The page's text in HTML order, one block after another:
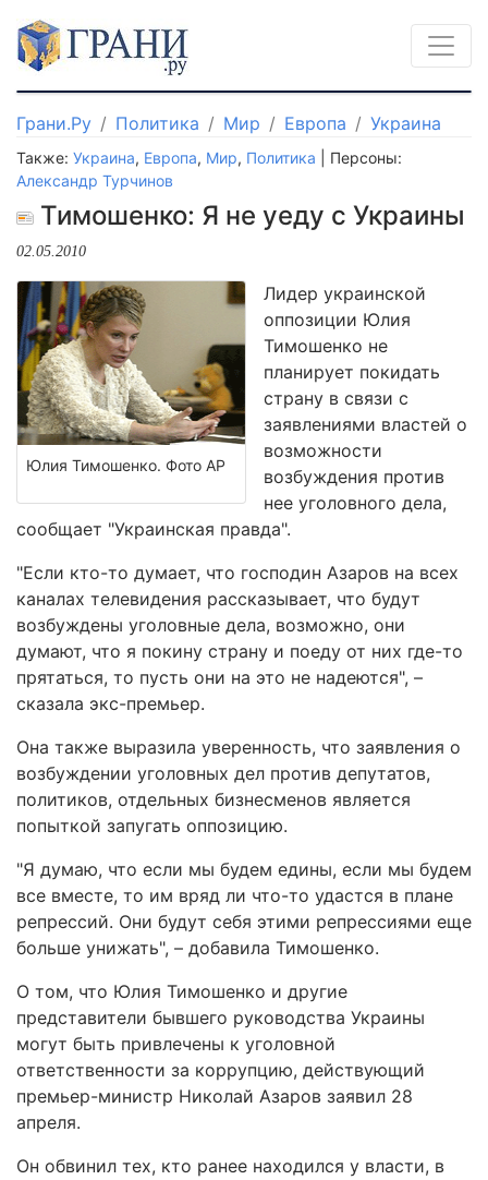
Грани.Ру Политика Мир Европа Украина
Также: Украина, Европа, Мир, Политика | Персоны:
Александр Турчинов
Тимошенко: Я не уеду с Украины
02.05.2010
Юлия Тимошенко. Фото АР
Лидер украинской
оппозиции Юлия
Тимошенко не
планирует покидать
страну в связи с
заявлениями властей о
возможности
возбуждения против
нее уголовного дела,
сообщает "Украинская правда".
"Если кто-то думает, что господин Азаров на всех
каналах телевидения рассказывает, что будут
возбуждены уголовные дела, возможно, они
думают, что я покину страну и поеду от них где-то
прятаться, то пусть они на это не надеются", –
сказала экс-премьер.
Она также выразила уверенность, что заявления о
возбуждении уголовных дел против депутатов,
политиков, отдельных бизнесменов является
попыткой запугать оппозицию.
"Я думаю, что если мы будем едины, если мы будем
все вместе, то им вряд ли что-то удастся в плане
репрессий. Они будут себя этими репрессиями еще
больше унижать", – добавила Тимошенко.
О том, что Юлия Тимошенко и другие
представители бывшего руководства Украины
могут быть привлечены к уголовной
ответственности за коррупцию, действующий
премьер-министр Николай Азаров заявил 28
апреля.
Он обвинил тех, кто ранее находился у власти, в